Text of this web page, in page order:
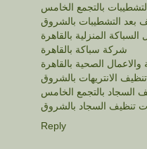
بالتجمع الخامس
بعد التشطيبات بالشروق
السباكة المنزلية بالقاهرة
شركة سباكة بالقاهرة
والاعمال الصحية بالقاهرة
الانتريهات بالشروق
السجاد بالتجمع الخامس
تنظيف السجاد بالشروق
Reply